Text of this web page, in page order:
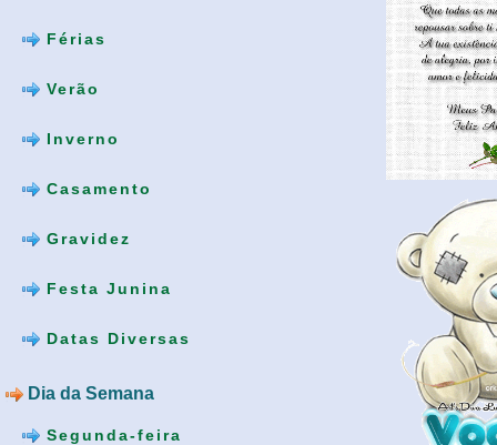
Férias
Verão
Inverno
Casamento
Gravidez
Festa Junina
Datas Diversas
Dia da Semana
Segunda-feira